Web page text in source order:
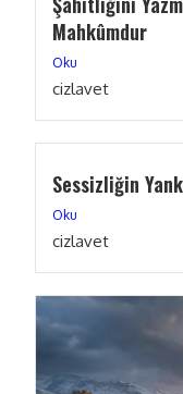
Mahkûmdur
Oku
cizlavet
Sessizliğin
Oku
cizlavet